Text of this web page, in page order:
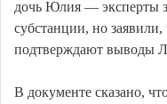
дочь Юлия — эксперты
субстанции, но заявили,
подтверждают выводы
В документе сказано,